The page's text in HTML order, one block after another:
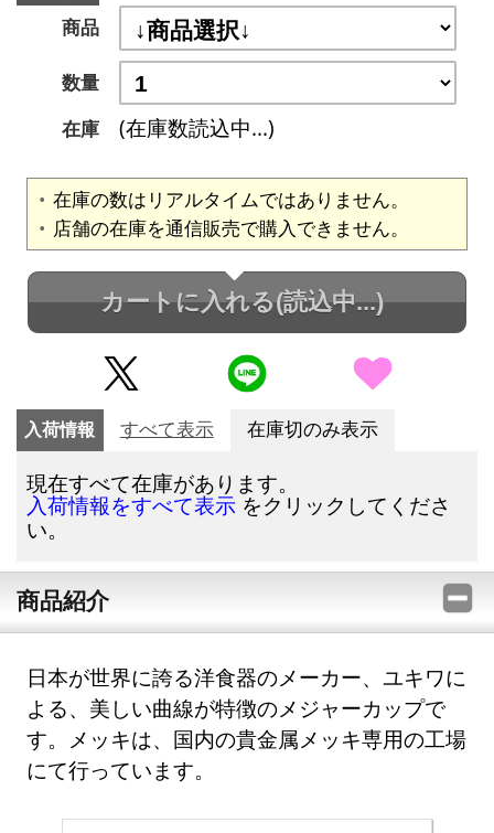
商品
数量
在庫
(在庫数読込中...)
在庫の数はリアルタイムではありません。
店舗の在庫を通信販売で購入できません。
カートに入れる(読込中...)
入荷情報 すべて表示 在庫切のみ表示
現在すべて在庫があります。
入荷情報をすべて表示 をクリックしてくださ
い。
商品紹介
日本が世界に誇る洋食器のメーカー、ユキワに
よる、美しい曲線が特徴のメジャーカップで
す。メッキは、国内の貴金属メッキ専用の工場
にて行っています。